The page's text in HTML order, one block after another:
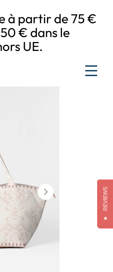
à partir de 75 €
€ dans le
UE.
★
REVIEWS